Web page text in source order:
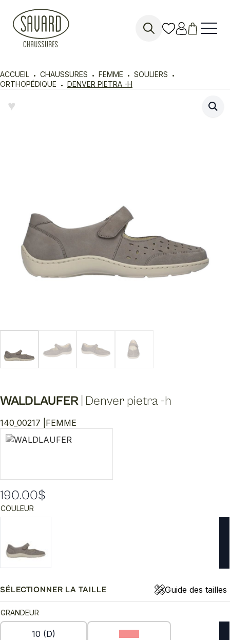
ACCUEIL CHAUSSURES FEMME
SOULIERS
ORTHOPÉDIQUE
DENVER PIETRA -H
♥︎
WALDLAUFER Denver pietra -h
140_00217 | FEMME
190.00$
COULEUR
SÉLECTIONNER LA TAILLE Guide des tailles
GRANDEUR
10 (D)